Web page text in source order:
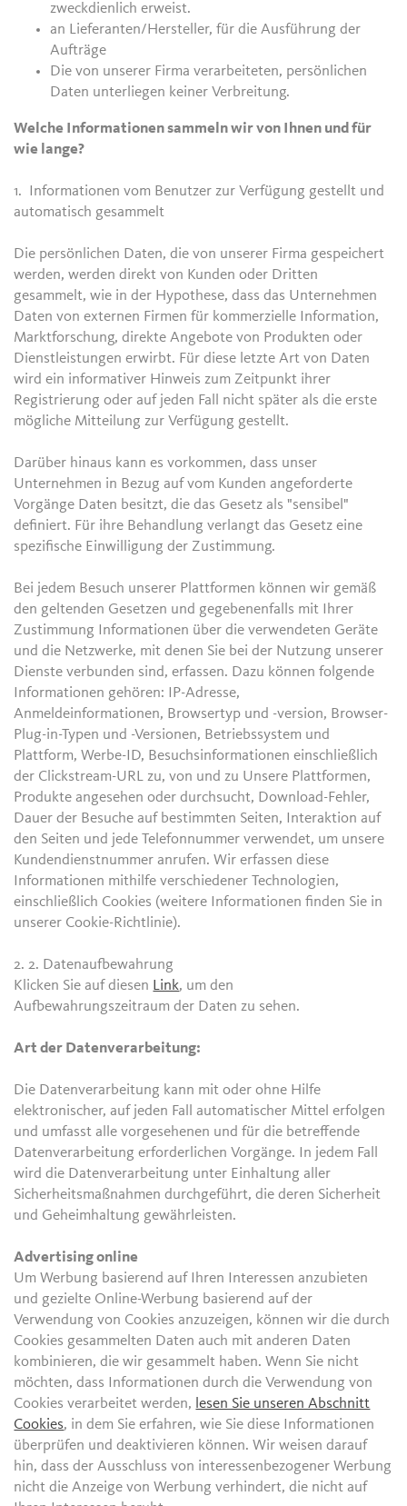
zweckdienlich erweist.
an Lieferanten/Hersteller, für die Ausführung der
Aufträge
Die von unserer Firma verarbeiteten, persönlichen
Daten unterliegen keiner Verbreitung.
Welche Informationen sammeln wir von Ihnen und für
wie lange?
1. Informationen vom Benutzer zur Verfügung gestellt und
automatisch gesammelt
Die persönlichen Daten, die von unserer Firma gespeichert
werden, werden direkt von Kunden oder Dritten
gesammelt, wie in der Hypothese, dass das Unternehmen
Daten von externen Firmen für kommerzielle Information,
Marktforschung, direkte Angebote von Produkten oder
Dienstleistungen erwirbt. Für diese letzte Art von Daten
wird ein informativer Hinweis zum Zeitpunkt ihrer
Registrierung oder auf jeden Fall nicht später als die erste
mögliche Mitteilung zur Verfügung gestellt.
Darüber hinaus kann es vorkommen, dass unser
Unternehmen in Bezug auf vom Kunden angeforderte
Vorgänge Daten besitzt, die das Gesetz als "sensibel"
definiert. Für ihre Behandlung verlangt das Gesetz eine
spezifische Einwilligung der Zustimmung.
Bei jedem Besuch unserer Plattformen können wir gemäß
den geltenden Gesetzen und gegebenenfalls mit Ihrer
Zustimmung Informationen über die verwendeten Geräte
und die Netzwerke, mit denen Sie bei der Nutzung unserer
Dienste verbunden sind, erfassen. Dazu können folgende
Informationen gehören: IP-Adresse,
Anmeldeinformationen, Browsertyp und -version, Browser-
Plug-in-Typen und -Versionen, Betriebssystem und
Plattform, Werbe-ID, Besuchsinformationen einschließlich
der Clickstream-URL zu, von und zu Unsere Plattformen,
Produkte angesehen oder durchsucht, Download-Fehler,
Dauer der Besuche auf bestimmten Seiten, Interaktion auf
den Seiten und jede Telefonnummer verwendet, um unsere
Kundendienstnummer anrufen. Wir erfassen diese
Informationen mithilfe verschiedener Technologien,
einschließlich Cookies (weitere Informationen finden Sie in
unserer Cookie-Richtlinie).
2. 2. Datenaufbewahrung
Klicken Sie auf diesen Link, um den
Aufbewahrungszeitraum der Daten zu sehen.
Art der Datenverarbeitung:
Die Datenverarbeitung kann mit oder ohne Hilfe
elektronischer, auf jeden Fall automatischer Mittel erfolgen
und umfasst alle vorgesehenen und für die betreffende
Datenverarbeitung erforderlichen Vorgänge. In jedem Fall
wird die Datenverarbeitung unter Einhaltung aller
Sicherheitsmaßnahmen durchgeführt, die deren Sicherheit
und Geheimhaltung gewährleisten.
Advertising online
Um Werbung basierend auf Ihren Interessen anzubieten
und gezielte Online-Werbung basierend auf der
Verwendung von Cookies anzuzeigen, können wir die durch
Cookies gesammelten Daten auch mit anderen Daten
kombinieren, die wir gesammelt haben. Wenn Sie nicht
möchten, dass Informationen durch die Verwendung von
Cookies verarbeitet werden, lesen Sie unseren Abschnitt
Cookies, in dem Sie erfahren, wie Sie diese Informationen
überprüfen und deaktivieren können. Wir weisen darauf
hin, dass der Ausschluss von interessenbezogener Werbung
nicht die Anzeige von Werbung verhindert, die nicht auf